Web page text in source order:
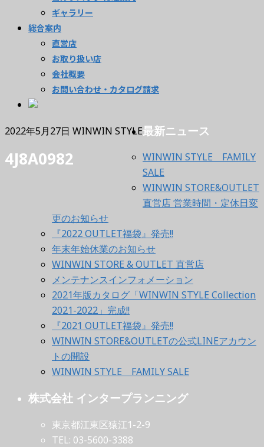
ギャラリー
総合案内
直営店
お取り扱い店
会社概要
お問い合わせ・カタログ請求
2022年5月27日 WINWIN STYLE
4J8A0982
最新ニュース
WINWIN STYLE FAMILY
SALE
WINWIN STORE&OUTLET
直営店 営業時間・定休日変
更のお知らせ
『2022 OUTLET福袋』発売!!
年末年始休業のお知らせ
WINWIN STORE & OUTLET 直営店
メンテナンスインフォメーション
2021年版カタログ「WINWIN STYLE Collection
2021-2022」完成!!
『2021 OUTLET福袋』発売!!
WINWIN STORE&OUTLETの公式LINEアカウン
トの開設
WINWIN STYLE FAMILY SALE
株式会社 インタープランニング
東京都江東区猿江1-2-9
TEL: 03-5600-3388